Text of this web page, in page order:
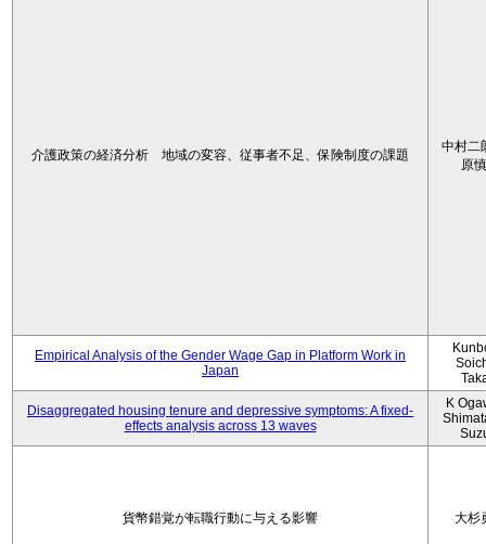
介護政策の経済分析 地域の変容、従事者不足、保険制度の課題
中村二
原
Empirical Analysis of the Gender Wage Gap in Platform Work in
Japan
Disaggregated housing tenure and depressive symptoms: A fixed-
effects analysis across 13 waves
K
貨幣錯覚が転職行動に与える影響 大杉